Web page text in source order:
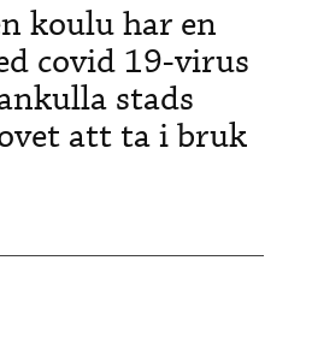
koulu har en
covid 19-virus
stads
att ta i bruk